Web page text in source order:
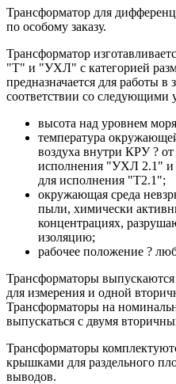
Трансформатор для
по особому заказу.
Трансформатор
"Т" и "УХЛ" с категорией
предназначается для работы
соответствии со следующими
высота над уровнем
температура
воздуха внутри КРУ ?
исполнения "УХЛ 2.1" и
для исполнения "Т2.1";
окружающая среда
пыли, химически
концентрациях,
изоляцию;
рабочее положение ?
Трансформаторы
для измерения и одной
Трансформаторы на
выпускаться с двумя
Трансформаторы
крышками для раздельного
выводов.